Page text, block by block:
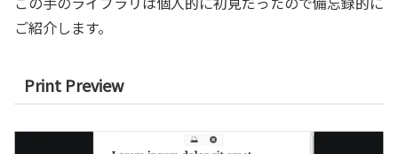
ご紹介します。
Print Preview